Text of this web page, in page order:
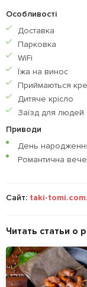
Особливості
Доставка
Парковка
WiFi
Їжа на винос
Приймаються
Дитяче крісло
Заїзд для
Приводи
День
Романтична
Сайт: taki-
Читать статьи о